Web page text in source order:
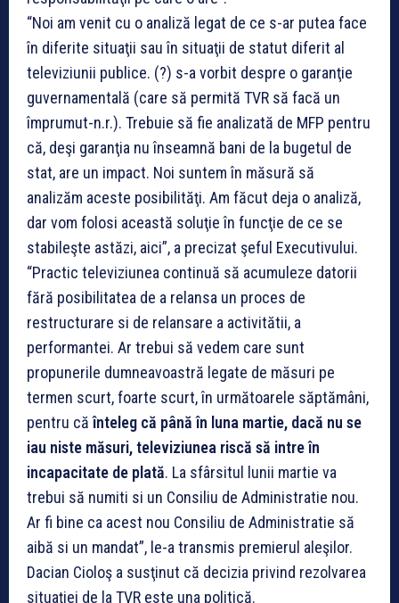
“Noi am venit cu o analiză legat de ce s-ar putea face
în diferite situaţii sau în situaţii de statut diferit al
televiziunii publice. (?) s-a vorbit despre o garanţie
guvernamentală (care să permită TVR să facă un
împrumut-n.r.). Trebuie să fie analizată de MFP pentru
că, deşi garanţia nu înseamnă bani de la bugetul de
stat, are un impact. Noi suntem în măsură să
analizăm aceste posibilităţi. Am făcut deja o analiză,
dar vom folosi această soluţie în funcţie de ce se
stabileşte astăzi, aici”, a precizat şeful Executivului.
“Practic televiziunea continuă să acumuleze datorii
fără posibilitatea de a relansa un proces de
restructurare si de relansare a activitătii, a
performantei. Ar trebui să vedem care sunt
propunerile dumneavoastră legate de măsuri pe
termen scurt, foarte scurt, în următoarele săptămâni,
pentru căînteleg că până în luna martie, dacă nu se
iau niste măsuri, televiziunea riscă să intre în
incapacitate de plată. La sfârsitul lunii martie va
trebui să numiti si un Consiliu de Administratie nou.
Ar fi bine ca acest nou Consiliu de Administratie să
aibă si un mandat”, le-a transmis premierul aleşilor.
Dacian Cioloş a susţinut că decizia privind rezolvarea
situaţiei de la TVR este una politică.